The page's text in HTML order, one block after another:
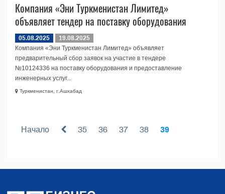
Компания «Эни Туркменистан Лимитед»
объявляет тендер на поставку оборудования
05.08.2025
19.08.2025
Компания «Эни Туркменистан Лимитед» объявляет
предварительный сбор заявок на участие в тендере
№10124336 на поставку оборудования и предоставление
инженерных услуг...
Туркменистан, г.Ашхабад
Начало 35 36 37 38 39